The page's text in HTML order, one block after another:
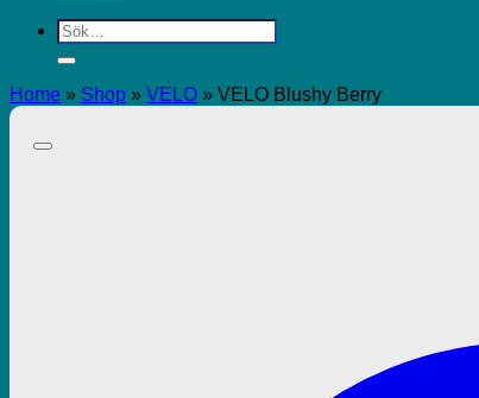
Sök
efter:
Home » Shop » VELO » VELO Blushy Berry